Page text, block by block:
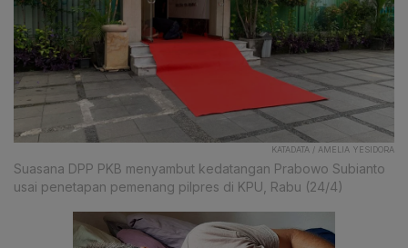
KATADATA / AMELIA YESIDORA
Suasana DPP PKB menyambut kedatangan Prabowo Subianto
usai penetapan pemenang pilpres di KPU, Rabu (24/4)